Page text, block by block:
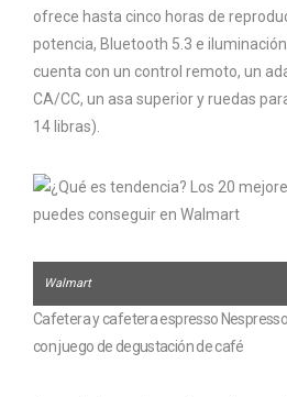
ofrece hasta cinco horas de
potencia, Bluetooth 5.3 e
cuenta con un control remoto, un
CA/CC, un asa superior y ruedas
14 libras).
Walmart
Cafetera y cafetera espresso
con juego de degustación de café